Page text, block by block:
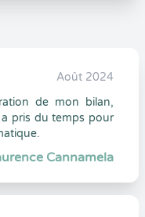
Août 2024
de mon bilan,
pris du temps pour
Cannamela